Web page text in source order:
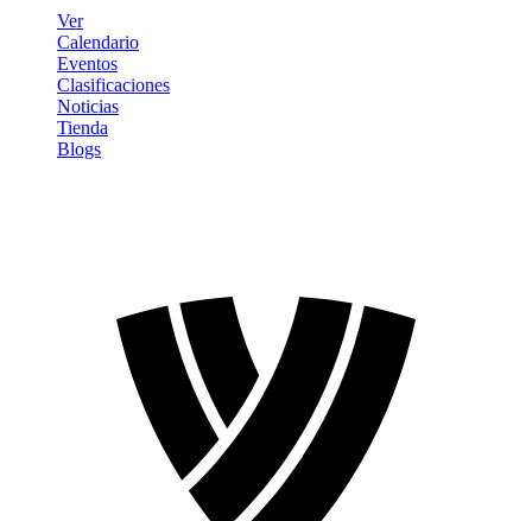
Ver
Calendario
Eventos
Clasificaciones
Noticias
Tienda
Blogs